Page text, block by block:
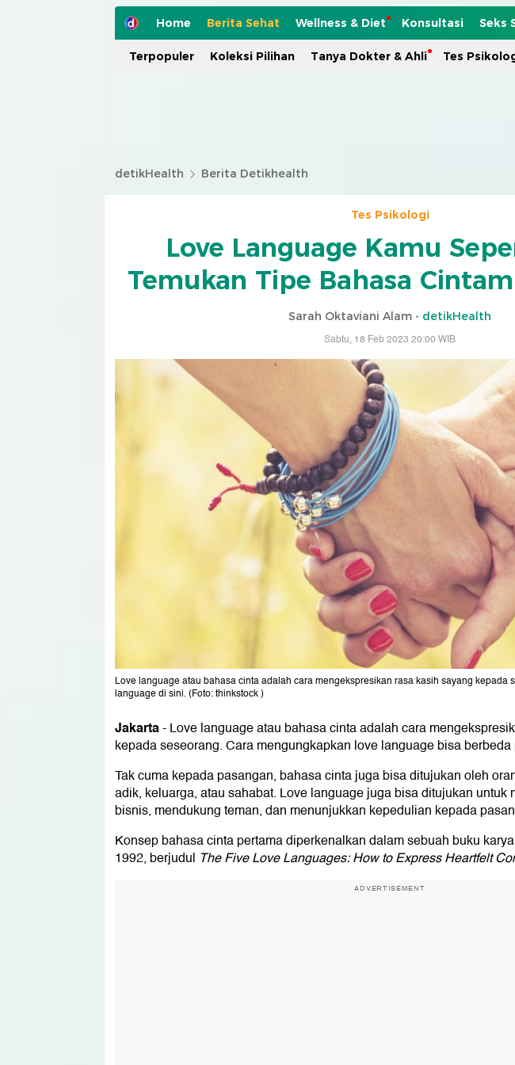
Home Berita Sehat Wellness & Diet Konsultasi Seks
Terpopuler Koleksi Pilihan Tanya Dokter & Ahli Tes
detikHealth Berita Detikhealth
Tes Psikologi
Love Language Kamu
Temukan Tipe Bahasa
Sarah Oktaviani Alam - detikHealth
Sabtu, 18 Feb 2023 20:00 WIB
Love language atau bahasa cinta adalah cara mengekspresikan rasa kasih sayang kepada
language di sini. (Foto: thinkstock )
Jakarta-Love language atau bahasa cinta adalah cara
kepada seseorang. Cara mengungkapkan love language bisa
Tak cuma kepada pasangan, bahasa cinta juga bisa ditujukan oleh
adik, keluarga, atau sahabat. Love language juga bisa ditujukan untuk
bisnis, mendukung teman, dan menunjukkan kepedulian kepada
Konsep bahasa cinta pertama diperkenalkan dalam sebuah buku
1992, berjudul The Five Love Languages: How to Express Heartfelt
ADVERTISEMENT